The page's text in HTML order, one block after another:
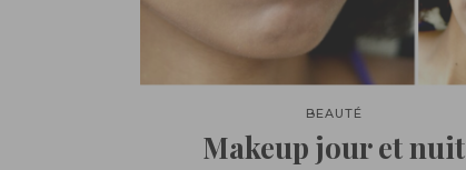
BEAUTÉ
Makeup jour et nuit